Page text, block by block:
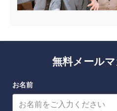
無料メール
お名前